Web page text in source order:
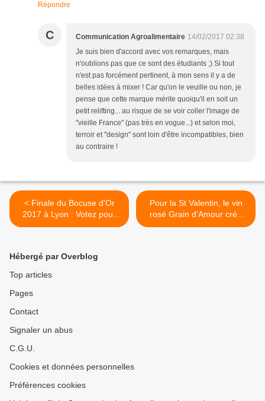
Répondre
C Communication Agroalimentaire 14/02/2017 02:38
Je suis bien d'accord avec vos remarques, mais
n'oublions pas que ce sont des étudiants ;) Si tout
n'est pas forcément pertinent, à mon sens il y a de
belles idées à mixer ! Car qu'on le veuille ou non, je
pense que cette marque mérite quoiqu'il en soit un
petit relifting... au risque de se voir coller l'image de
"vieille France" (pas très en vogue...) et selon moi,
terroir et "design" sont loin d'être incompatibles, bien
au contraire !
< Finale du Bocuse d'Or
2017 à Lyon : Votez pour
votre poster d'équipe
Pour la St Valentin, le vin
rosé Grain d'Amour crée
des étiquettes spéciales
Hébergé par Overblog
Top articles
Pages
Contact
Signaler un abus
C.G.U.
Cookies et données personnelles
Préférences cookies